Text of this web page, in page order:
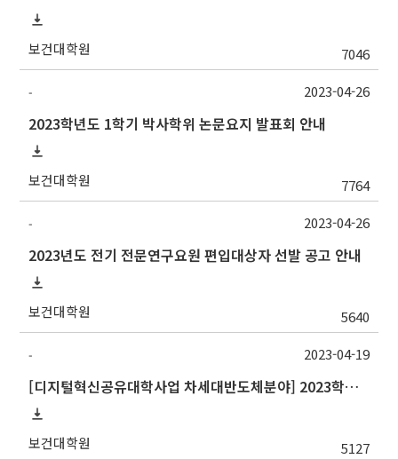
보건대학원 7046
-
2023학년도 1학기 박사학위 논문요지 발표회 안내
보건대학원 7764
2023-04-26
-
2023년도 전기 전문연구요원 편입대상자 선발 공고 안내
보건대학원 5640
2023-04-26
-
[디지털혁신공유대학사업 차세대반도체분야] 2023학년도 여름기 강원대학교 교류 수학 안내
보건대학원 5127
2023-04-19